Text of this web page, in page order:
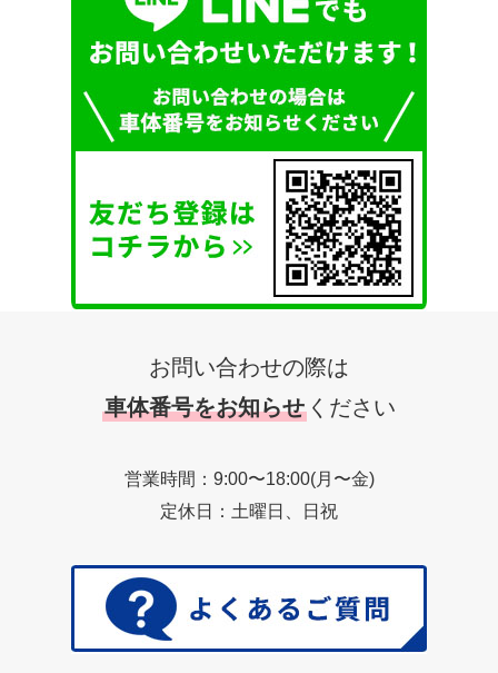
お問い合わせの際は
車体番号をお知らせ ください
営業時間：9:00〜18:00(月〜金)
定休日：土曜日、日祝